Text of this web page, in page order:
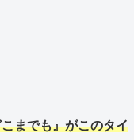
までも』がこのタイ